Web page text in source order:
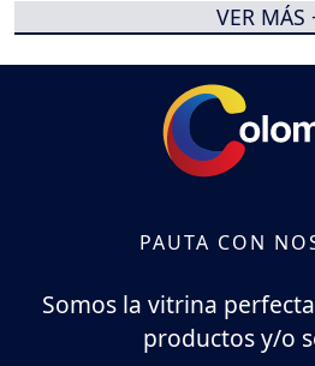
VER MÁS
PAUTA CON
Somos la vitrina
productos y/o